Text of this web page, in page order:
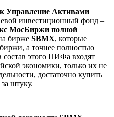
Управление Активами
инвестиционный фонд –
МосБиржи полной
бирже SBMX, которые
а точнее полностью
состав этого ПИФа входят
экономики, только их не
достаточно купить
штуку.